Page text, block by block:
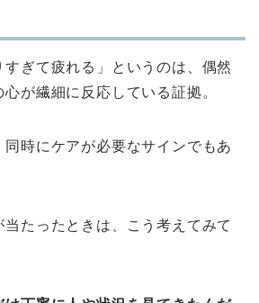
すぎて疲れる」というのは、偶然
が繊細に反応している証拠。
時にケアが必要なサインでもあ
たったときは、こう考えてみて